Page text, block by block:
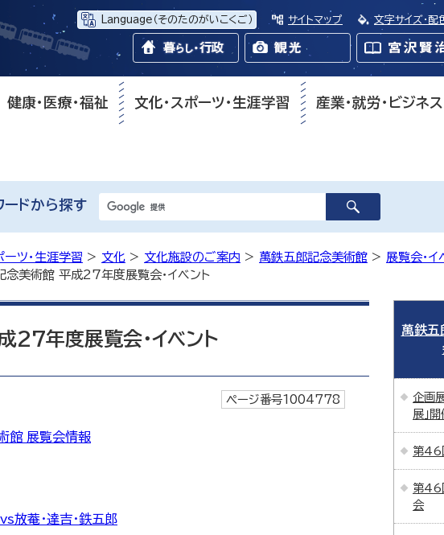
Language （そのたのがいこくご） サイトマップ 文字サイズ・配
健康・医療・福祉 文化・スポーツ・生涯学習 産業・就労・ビジネス
ードから探す
ーツ・生涯学習 > 文化 > 文化施設のご案内 > 萬鉄五郎記念美術館 > 展覧会・イ
美術館 平成27年度展覧会・イベント
27年度展覧会・イベント
ページ番号1004778
館 展覧会情報
放菴・達吉・鉄五郎
萬鉄五
企画
展」
第46
第46
会